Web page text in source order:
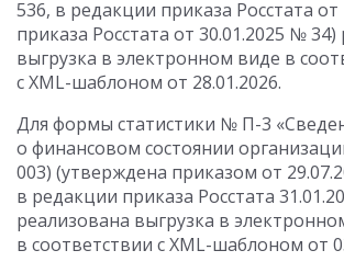
536, в редакции приказа Росстата от
приказа Росстата от 30.01.2025 № 34)
выгрузка в электронном виде в
с XML-шаблоном от 28.01.2026.
Для формы статистики № П-3
о финансовом состоянии
003) (утверждена приказом от
в редакции приказа Росстата
реализована выгрузка в
в соответствии с XML-шаблоном от